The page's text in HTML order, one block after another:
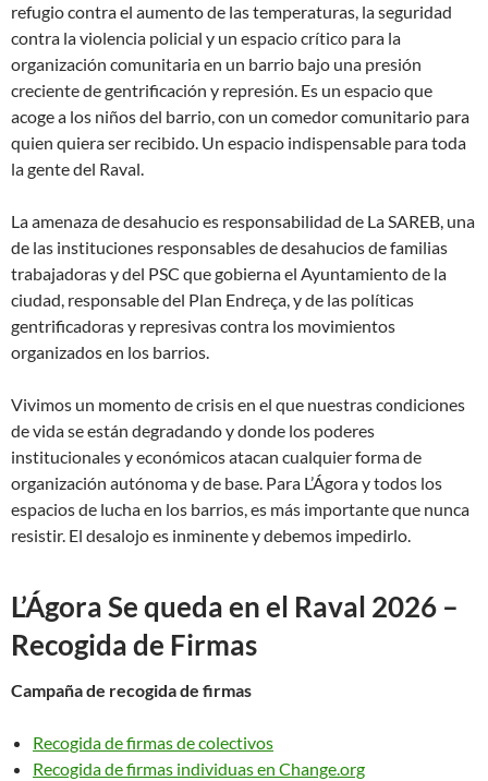
refugio contra el aumento de las temperaturas, la seguridad
contra la violencia policial y un espacio crítico para la
organización comunitaria en un barrio bajo una presión
creciente de gentrificación y represión. Es un espacio que
acoge a los niños del barrio, con un comedor comunitario para
quien quiera ser recibido. Un espacio indispensable para toda
la gente del Raval.
La amenaza de desahucio es responsabilidad de La SAREB, una
de las instituciones responsables de desahucios de familias
trabajadoras y del PSC que gobierna el Ayuntamiento de la
ciudad, responsable del Plan Endreça, y de las políticas
gentrificadoras y represivas contra los movimientos
organizados en los barrios.
Vivimos un momento de crisis en el que nuestras condiciones
de vida se están degradando y donde los poderes
institucionales y económicos atacan cualquier forma de
organización autónoma y de base. Para L’Ágora y todos los
espacios de lucha en los barrios, es más importante que nunca
resistir. El desalojo es inminente y debemos impedirlo.
L’Ágora Se queda en el Raval 2026 –
Recogida de Firmas
Campaña de recogida de firmas
Recogida de firmas de colectivos
Recogida de firmas individuas en Change.org